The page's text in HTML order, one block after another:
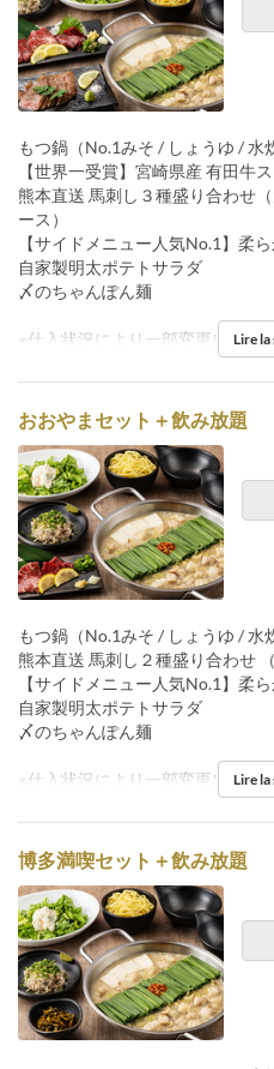
もつ鍋（No.1みそ / しょうゆ / 水
【世界一受賞】宮崎県産 有田牛
熊本直送 馬刺し３種盛り合わせ
ース）
【サイドメニュー人気No.1】柔
自家製明太ポテトサラダ
〆のちゃんぽん麺
※仕入状況により一部変更になる
Lire la
おおやまセット＋飲み放題
もつ鍋（No.1みそ / しょうゆ / 水
熊本直送 馬刺し２種盛り合わせ
【サイドメニュー人気No.1】柔
自家製明太ポテトサラダ
〆のちゃんぽん麺
※仕入状況により一部変更になる
Lire la
博多満喫セット＋飲み放題